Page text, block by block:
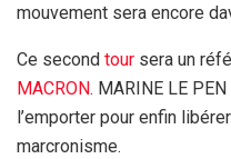
mouvement sera encore
Ce second tour sera un
MACRON. MARINE LE
l’emporter pour enfin
marcronisme.